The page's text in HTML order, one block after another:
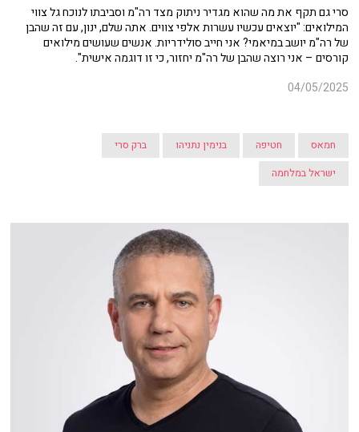
סרי גם תקף את מה שהוא מגדיר ניתוק מצד רה"מ וסביבתו לנוכח גל צווי
המילואים: "יוצאים עכשיו עשרות אלפי צווים. אתה שלם, ינון, עם זה שהבן
של רה"מ יושב במיאמי? אני חייב סולידריות. אנשים שעושים מילואים
קורסים – אני רוצה שהבן של רה"מ יחזור, כי זו דוגמה אישית".
04/05/2025
חמאס חטיפה בנימין נתניהו
ברק סרי
ישראל במלחמה